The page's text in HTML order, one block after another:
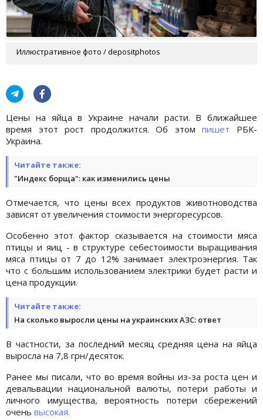
Иллюстративное фото / depositphotos
Цены на яйца в Украине начали расти. В ближайшее
время этот рост продолжится. Об этомпишет РБК-
Украина.
Читайте также:
"Индекс борща": как изменились цены
Отмечается, что цены всех продуктов животноводства
зависят от увеличения стоимости энергоресурсов.
Особенно этот фактор сказывается на стоимости мяса
птицы и яиц - в структуре себестоимости выращивания
мяса птицы от 7 до 12% занимает электроэнергия. Так
что с большим использованием электрики будет расти и
цена продукции.
Читайте также:
На сколько выросли цены на украинских АЗС: ответ
В частности, за последний месяц средняя цена на яйца
выросла на 7,8 грн/десяток.
Ранее мы писали, что во время войны из-за роста цен и
девальвации национальной валюты, потери работы и
личного имущества, вероятность потери сбережений
очень высокая.